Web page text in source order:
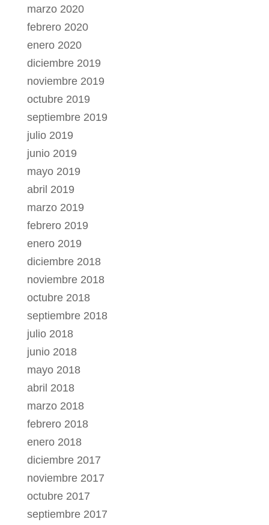
marzo 2020
febrero 2020
enero 2020
diciembre 2019
noviembre 2019
octubre 2019
septiembre 2019
julio 2019
junio 2019
mayo 2019
abril 2019
marzo 2019
febrero 2019
enero 2019
diciembre 2018
noviembre 2018
octubre 2018
septiembre 2018
julio 2018
junio 2018
mayo 2018
abril 2018
marzo 2018
febrero 2018
enero 2018
diciembre 2017
noviembre 2017
octubre 2017
septiembre 2017